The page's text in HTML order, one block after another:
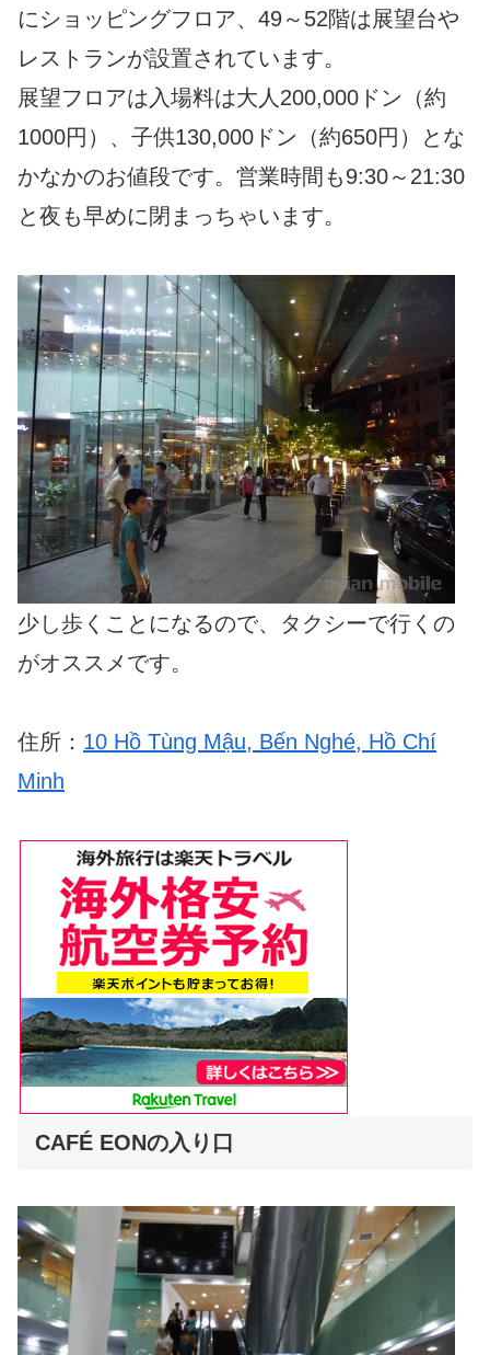
にショッピングフロア、49～52階は展望台や
レストランが設置されています。
展望フロアは入場料は大人200,000ドン（約
1000円）、子供130,000ドン（約650円）とな
かなかのお値段です。営業時間も9:30～21:30
と夜も早めに閉まっちゃいます。
少し歩くことになるので、タクシーで行くの
がオススメです。
住所： 10 Hồ Tùng Mậu, Bến Nghé, Hồ Chí
Minh
CAFÉ EONの入り口